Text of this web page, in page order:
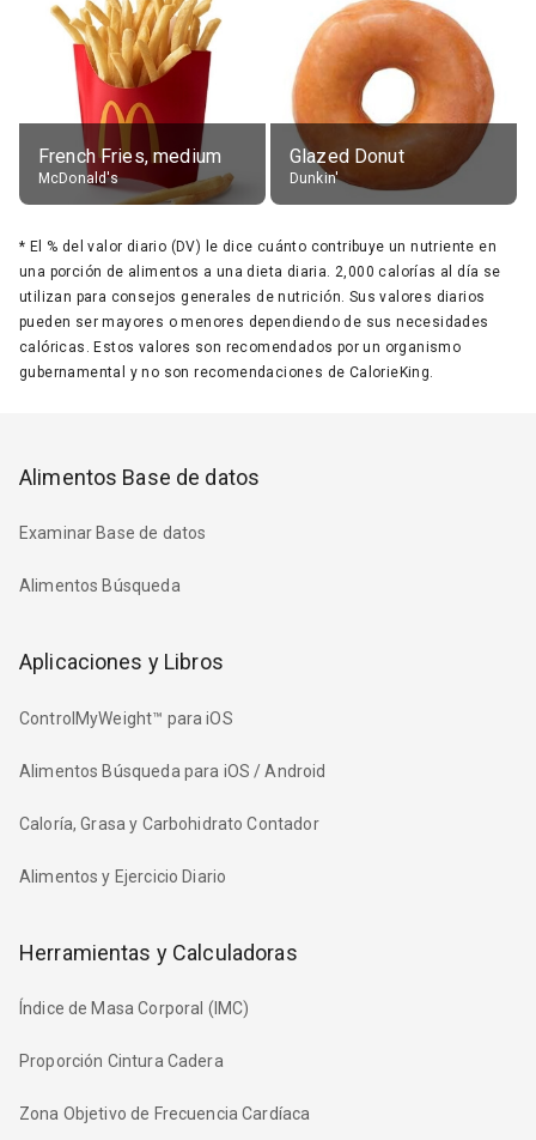
French Fries, medium
McDonald's
Glazed Donut
Dunkin'
* El % del valor diario (DV) le dice cuánto contribuye un nutriente en
una porción de alimentos a una dieta diaria. 2,000 calorías al día se
utilizan para consejos generales de nutrición. Sus valores diarios
pueden ser mayores o menores dependiendo de sus necesidades
calóricas. Estos valores son recomendados por un organismo
gubernamental y no son recomendaciones de CalorieKing.
Alimentos Base de datos
Examinar Base de datos
Alimentos Búsqueda
Aplicaciones y Libros
ControlMyWeight™ para iOS
Alimentos Búsqueda para iOS / Android
Caloría, Grasa y Carbohidrato Contador
Alimentos y Ejercicio Diario
Herramientas y Calculadoras
Índice de Masa Corporal (IMC)
Proporción Cintura Cadera
Zona Objetivo de Frecuencia Cardíaca